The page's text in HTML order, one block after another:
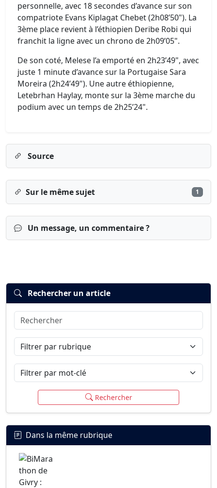
personnelle, avec 18 secondes d’avance sur son
compatriote Evans Kiplagat Chebet (2h08’50"). La
3ème place revient à l’éthiopien Deribe Robi qui
franchit la ligne avec un chrono de 2h09’05".
De son coté, Melese l’a emporté en 2h23’49", avec
juste 1 minute d’avance sur la Portugaise Sara
Moreira (2h24’49"). Une autre éthiopienne,
Letebrhan Haylay, monte sur la 3ème marche du
podium avec un temps de 2h25’24".
Source
Sur le même sujet 1
Un message, un commentaire ?
Connexion
Rechercher un article
Rechercher
Filtrer par rubrique
Filtrer par mot-clé
Rechercher
Dans la même rubrique